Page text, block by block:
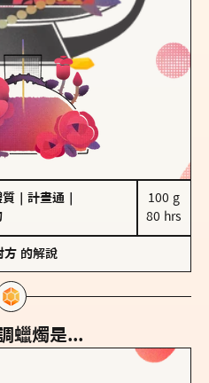
質 計畫通
100 g
80 hrs
方 的解說
蠟燭是...